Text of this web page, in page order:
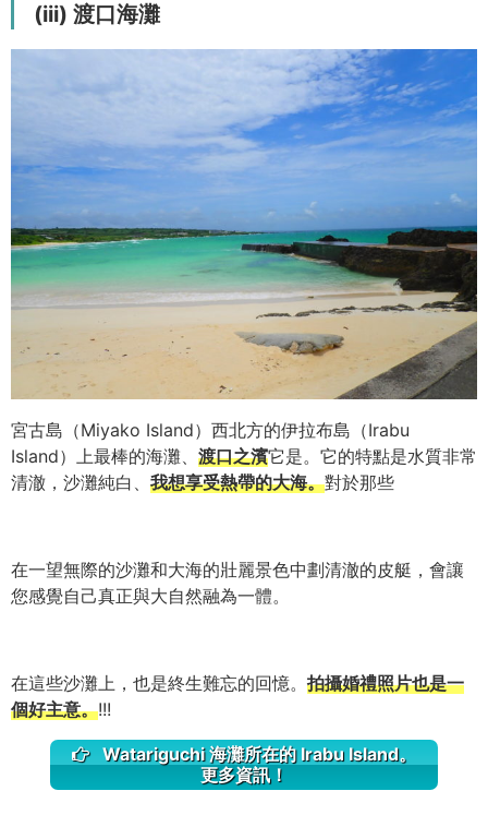
(iii) 渡口海灘
宮古島（Miyako Island）西北方的伊拉布島（Irabu
Island）上最棒的海灘、 渡口之濱它是。它的特點是水質非常
清澈，沙灘純白、 我想享受熱帶的大海。對於那些
在一望無際的沙灘和大海的壯麗景色中劃清澈的皮艇，會讓
您感覺自己真正與大自然融為一體。
在這些沙灘上，也是終生難忘的回憶。 拍攝婚禮照片也是一
個好主意。!!!
Watariguchi 海灘所在的 Irabu Island。
更多資訊！